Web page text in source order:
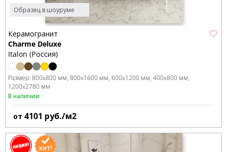
Образец в шоуруме
Керамогранит
Charme Deluxe
Italon (Россия)
Размер: 800x800 мм 800x1600 мм 600x1200 мм 400x800 мм
1200x2780 мм
В наличии
от 4101 руб./м2